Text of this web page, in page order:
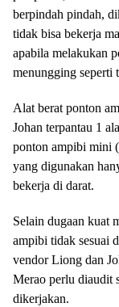
berpindah pindah,
tidak bisa bekerja
apabila melakukan
menungging seperti
Alat berat ponton
Johan terpantau 1
ponton ampibi mini
yang digunakan
bekerja di darat.
Selain dugaan kuat
ampibi tidak sesuai
vendor Liong dan
Merao perlu diaudit
dikerjakan.